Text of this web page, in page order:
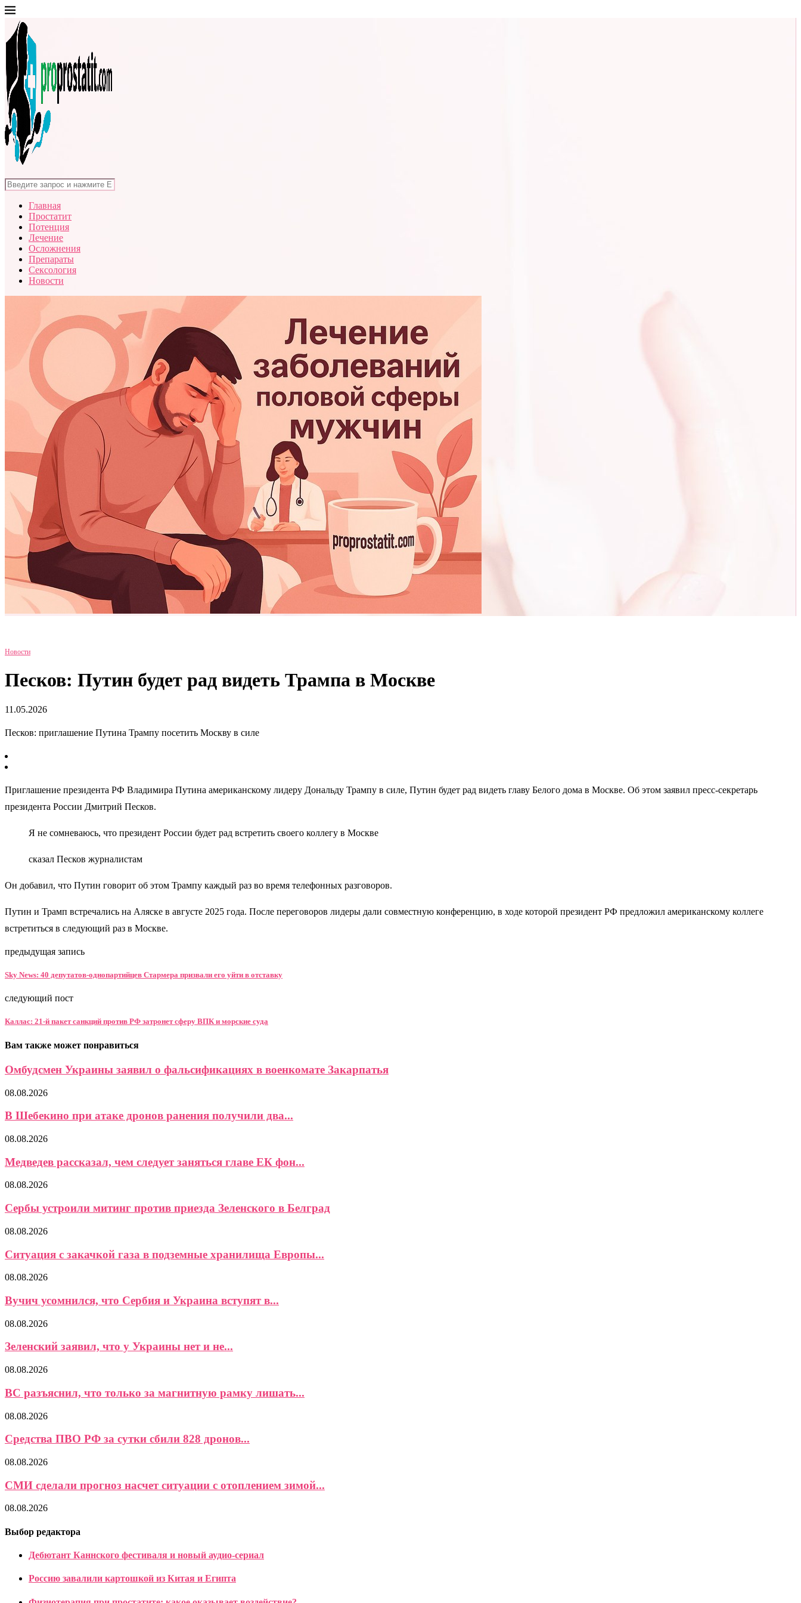
Главная
Простатит
Потенция
Лечение
Осложнения
Препараты
Сексология
Новости
Новости
Песков: Путин будет рад видеть Трампа в Москве
11.05.2026
Песков: приглашение Путина Трампу посетить Москву в силе
Приглашение президента РФ Владимира Путина американскому лидеру Дональду Трампу в силе, Путин будет рад видеть главу Белого дома в Москве. Об этом заявил пресс-секретарь
президента России Дмитрий Песков.
Я не сомневаюсь, что президент России будет рад встретить своего коллегу в Москве
сказал Песков журналистам
Он добавил, что Путин говорит об этом Трампу каждый раз во время телефонных разговоров.
Путин и Трамп встречались на Аляске в августе 2025 года. После переговоров лидеры дали совместную конференцию, в ходе которой президент РФ предложил американскому коллеге
встретиться в следующий раз в Москве.
предыдущая запись
Sky News: 40 депутатов-однопартийцев Стармера призвали его уйти в отставку
следующий пост
Каллас: 21-й пакет санкций против РФ затронет сферу ВПК и морские суда
Вам также может понравиться
Омбудсмен Украины заявил о фальсификациях в военкомате Закарпатья
08.08.2026
В Шебекино при атаке дронов ранения получили два...
08.08.2026
Медведев рассказал, чем следует заняться главе ЕК фон...
08.08.2026
Сербы устроили митинг против приезда Зеленского в Белград
08.08.2026
Ситуация с закачкой газа в подземные хранилища Европы...
08.08.2026
Вучич усомнился, что Сербия и Украина вступят в...
08.08.2026
Зеленский заявил, что у Украины нет и не...
08.08.2026
ВС разъяснил, что только за магнитную рамку лишать...
08.08.2026
Средства ПВО РФ за сутки сбили 828 дронов...
08.08.2026
СМИ сделали прогноз насчет ситуации с отоплением зимой...
08.08.2026
Выбор редактора
Дебютант Каннского фестиваля и новый аудио-сериал
Россию завалили картошкой из Китая и Египта